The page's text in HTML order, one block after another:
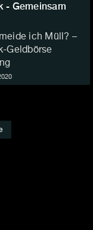
- Gemeinsam
ich Müll? –
Geldbörse